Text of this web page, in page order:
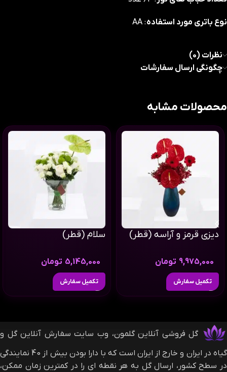
نوع باتری مورد استفاده: AA
نظرات (0)
چگونگی ارسال سفارشات
محصولات مشابه
دیزی قرمز و آراسه (قطر)
9,975,000 تومان
تکمیل سفارش
سلام (قطر)
5,145,000 تومان
تکمیل سفارش
گل فروشی آنلاین گلمون، وب سایت سفارش آنلاین گل و
گیاه در ایران و خارج از ایران است که با دارا بودن بیش از 40 نمایندگی
در سطح کشور، ارسال گل به هر نقطه ای را در کمترین زمان ممکن،